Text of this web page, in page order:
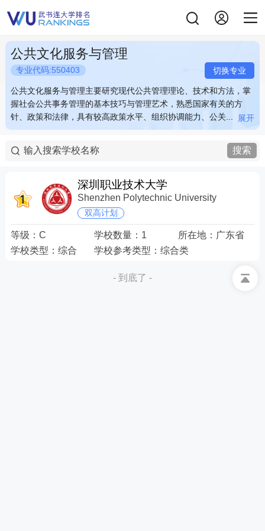
公共文化服务与管理
专业代码:550403 切换专业
公共文化服务与管理主要研究现代公共管理理论、技术和方法，掌
握社会公共事务管理的基本技巧与管理艺术，熟悉国家有关的方
针、政策和法律，具有较高政策水平、组织协调能力、公关...
公共文化服务与管理主要研究现代公共管理理论、技术和方法，掌
握社会公共事务管理的基本技巧与管理艺术，熟悉国家有关的方
针、政策和法律，具有较高政策水平、组织协调能力、公关策划能
公务公文的撰写。例如：在社区及街道进行接待咨询，处理实际问
题。 关键词：公共 文化 服务 管理
展开
公共文化服务与管理主要研究现代公共管理理论、技术和方法，掌
握社会公共事务管理的基本技巧与管理艺术，熟悉国家有关的方
针、政策和法律，具有较高政策水平、组织协调能力、公关...
公共文化服务与管理主要研究现代公共管理理论、技术和方法，掌
握社会公共事务管理的基本技巧与管理艺术，熟悉国家有关的方
针、政策和法律，具有较高政策水平、组织协调能力、公关策划能
公务公文的撰写。例如：在社区及街道进行接待咨询，处理实际问
题。 关键词：公共 文化 服务 管理
展开
搜索
深圳职业技术大学
Shenzhen Polytechnic University
双高计划
等级： C 学校数量： 1 所在地： 广东省
学校类型： 综合 学校参考类型：综合类
- 到底了 -